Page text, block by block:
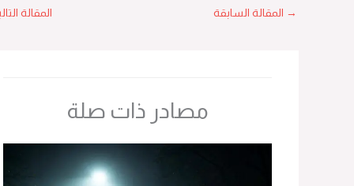
المقالة السابقة المقالة التالية←
مصادر ذات صلة